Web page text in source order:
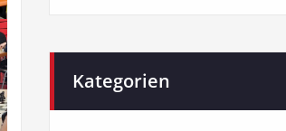
Kategorien